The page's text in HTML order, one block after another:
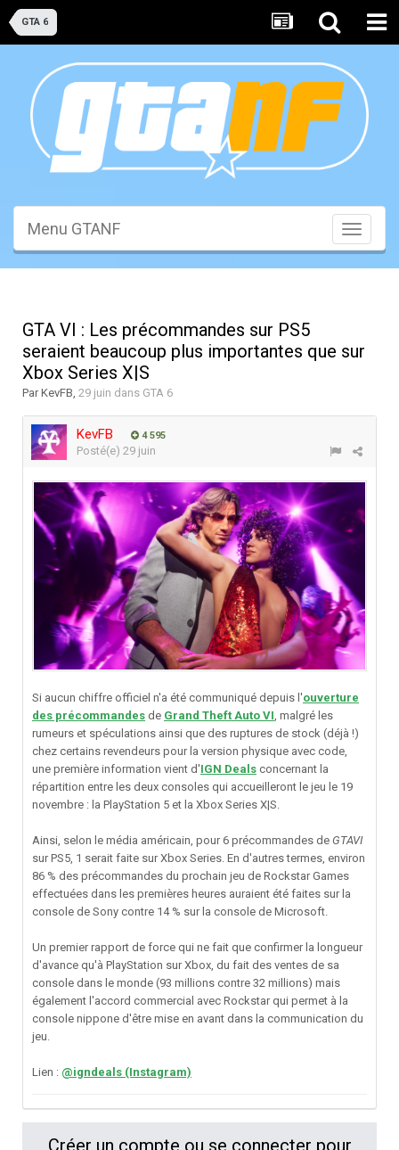
GTA 6
Toggle
Menu GTANF
GTA VI : Les précommandes sur PS5
seraient beaucoup plus importantes que sur
Xbox Series X|S
ParKevFB, 29 juin dans GTA 6
KevFB 4 595
Posté(e) 29 juin
Si aucun chiffre officiel n'a été communiqué depuis l'ouverture
des précommandes de Grand Theft Auto VI , malgré les
rumeurs et spéculations ainsi que des ruptures de stock (déjà !)
chez certains revendeurs pour la version physique avec code,
une première information vient d'IGN Deals concernant la
répartition entre les deux consoles qui accueilleront le jeu le 19
novembre : la PlayStation 5 et la Xbox Series X|S.
Ainsi, selon le média américain, pour 6 précommandes de GTAVI
sur PS5, 1 serait faite sur Xbox Series. En d'autres termes, environ
86 % des précommandes du prochain jeu de Rockstar Games
effectuées dans les premières heures auraient été faites sur la
console de Sony contre 14 % sur la console de Microsoft.
Un premier rapport de force qui ne fait que confirmer la longueur
d'avance qu'à PlayStation sur Xbox, du fait des ventes de sa
console dans le monde (93 millions contre 32 millions) mais
également l'accord commercial avec Rockstar qui permet à la
console nippone d'être mise en avant dans la communication du
jeu.
Lien : @igndeals (Instagram)